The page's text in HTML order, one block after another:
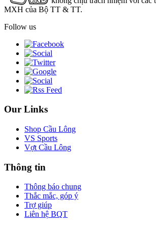
MXH của Bộ TT & TT.
Follow us
Our Links
Shop Cầu Lông
VS Sports
Vợt Cầu Lông
Thông tin
Thông báo chung
Thắc mắc, góp ý
Trợ giúp
Liên hệ BQT